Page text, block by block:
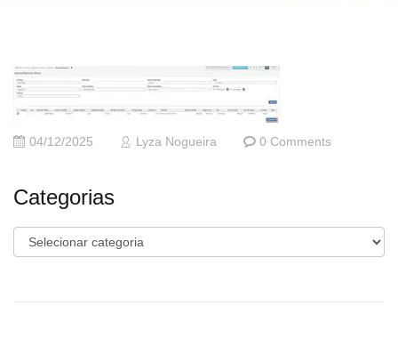
04/12/2025 Lyza Nogueira 0 Comments
Categorias
Categorias